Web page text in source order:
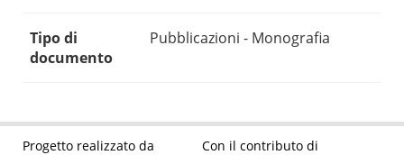
Tipo di
documento
Pubblicazioni - Monografia
Progetto realizzato da Con il contributo di